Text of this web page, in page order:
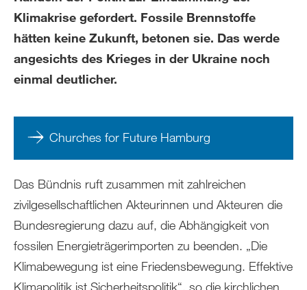
Klimakrise gefordert. Fossile Brennstoffe
hätten keine Zukunft, betonen sie. Das werde
angesichts des Krieges in der Ukraine noch
einmal deutlicher.
Churches for Future Hamburg
Das Bündnis ruft zusammen mit zahlreichen
zivilgesellschaftlichen Akteurinnen und Akteuren die
Bundesregierung dazu auf, die Abhängigkeit von
fossilen Energieträgerimporten zu beenden. „Die
Klimabewegung ist eine Friedensbewegung. Effektive
Klimapolitik ist Sicherheitspolitik“, so die kirchlichen